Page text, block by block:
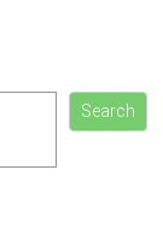
Search